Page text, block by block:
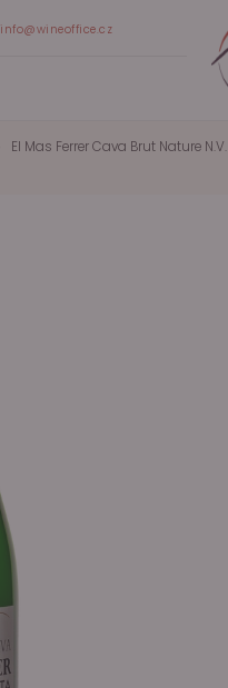
info@wineoffice.cz
El Mas Ferrer Cava Brut Nature N.V.